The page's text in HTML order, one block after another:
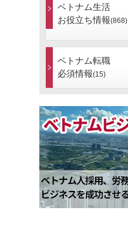
ベトナム生活
お役立ち情報(868)
ベトナム転職
必須情報(15)